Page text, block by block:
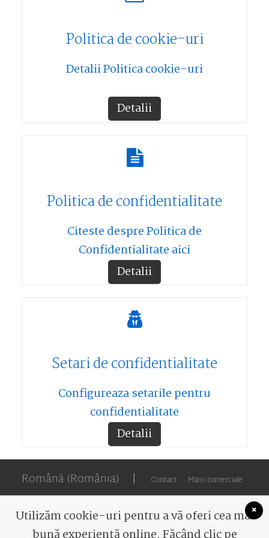
Politica de cookie-uri
Detalii Politica cookie-uri
Detalii
Politica de confidentialitate
Citeste despre Politica de
Confidentialitate aici
Detalii
Setari de confidentialitate
Configureaza setarile pentru
confidentialitate
Detalii
Română (România) | Contact Mărci comerciale
Utilizăm cookie-uri pentru a vă oferi cea mai